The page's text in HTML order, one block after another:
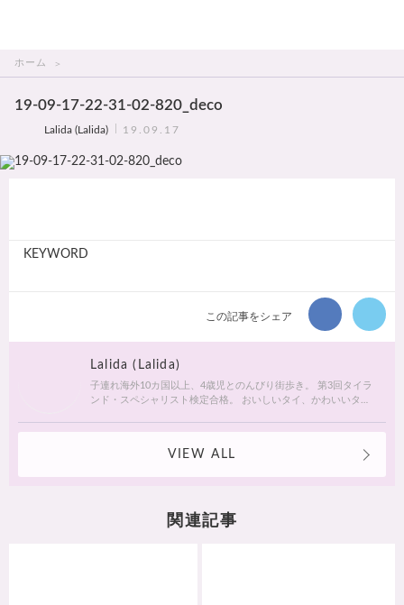
ホーム
19-09-17-22-31-02-820_deco
Lalida (Lalida) 19.09.17
KEYWORD
この記事をシェア
Lalida (Lalida)
子連れ海外10カ国以上、4歳児とのんびり街歩き。 第3回タイラ
ンド・スペシャリスト検定合格。 おいしいタイ、かわいいタ
VIEW ALL
関連記事